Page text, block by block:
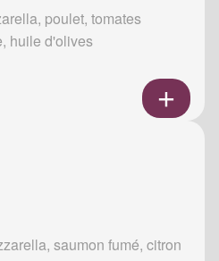
poulet, tomates
huile d'olives
saumon fumé, citron